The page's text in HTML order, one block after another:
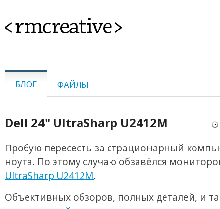
<rmcreative>
БЛОГ ФАЙЛЫ
Dell 24" UltraSharp U2412M
Пробую пересесть за страционарный
ноута. По этому случаю обзавёлся
UltraSharp U2412M.
Объективных обзоров, полных деталей, и